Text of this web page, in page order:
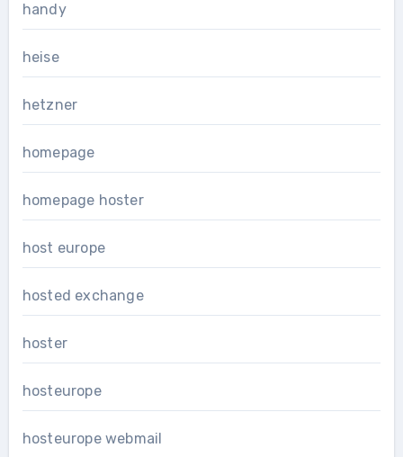
handy
heise
hetzner
homepage
homepage hoster
host europe
hosted exchange
hoster
hosteurope
hosteurope webmail